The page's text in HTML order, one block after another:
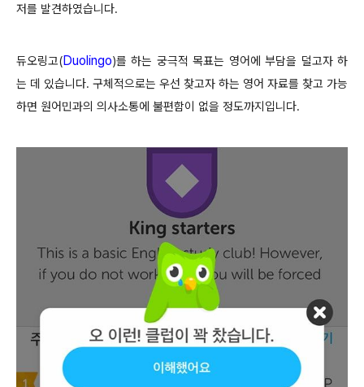
저를 발견하였습니다.
듀오링고(Duolingo)를 하는 궁극적 목표는 영어에 부담을 덜고자 하
는 데 있습니다. 구체적으로는 우선 찾고자 하는 영어 자료를 찾고 가능
하면 원어민과의 의사소통에 불편함이 없을 정도까지입니다.